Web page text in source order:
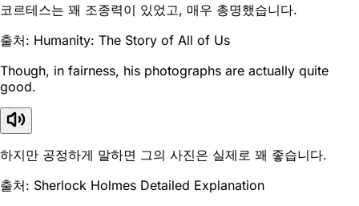
코르테스는 꽤 조종력이 있었고, 매우 총명했습니다.
출처: Humanity: The Story of All of Us
Though, in fairness, his photographs are actually quite
good.
하지만 공정하게 말하면 그의 사진은 실제로 꽤 좋습니다.
출처: Sherlock Holmes Detailed Explanation